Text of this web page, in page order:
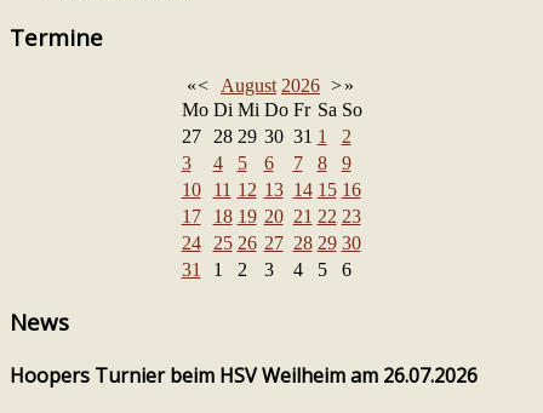
Termine
«< August 2026 >»
Mo Di Mi Do Fr Sa So
27
28 29 30 31 1
2
3
4 5 6 7 8
9
10
11 12 13 14 15 16
17
18 19 20 21 22 23
24
25 26 27 28 29 30
31
1 2 3 4 5 6
News
Hoopers Turnier beim HSV Weilheim am 26.07.2026